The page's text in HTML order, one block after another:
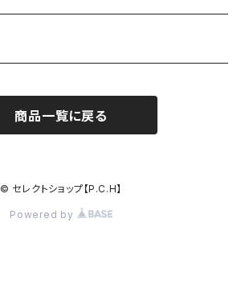
商品一覧に戻る
© セレクトショップ【P.C.H】
Powered by